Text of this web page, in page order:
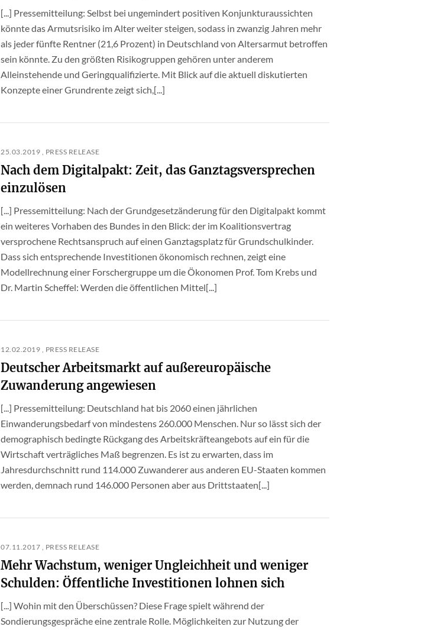
[...] Pressemitteilung: Selbst bei ungemindert positiven Konjunkturaussichten
könnte das Armutsrisiko im Alter weiter steigen, sodass in zwanzig Jahren mehr
als jeder fünfte Rentner (21,6 Prozent) in Deutschland von Altersarmut betroffen
sein könnte. Zu den größten Risikogruppen gehören unter anderem
Alleinstehende und Geringqualifizierte. Mit Blick auf die aktuell diskutierten
Konzepte einer Grundrente zeigt sich,[...]
25.03.2019 , PRESS RELEASE
Nach dem Digitalpakt: Zeit, das Ganztagsversprechen
einzulösen
[...] Pressemitteilung: Nach der Grundgesetzänderung für den Digitalpakt kommt
ein weiteres Vorhaben des Bundes in den Blick: der im Koalitionsvertrag
versprochene Rechtsanspruch auf einen Ganztagsplatz für Grundschulkinder.
Dass sich entsprechende Investitionen ökonomisch rechnen, zeigt eine
Modellrechnung einer Forschergruppe um die Ökonomen Prof. Tom Krebs und
Dr. Martin Scheffel: Werden die öffentlichen Mittel[...]
12.02.2019 , PRESS RELEASE
Deutscher Arbeitsmarkt auf außereuropäische
Zuwanderung angewiesen
[...] Pressemitteilung: Deutschland hat bis 2060 einen jährlichen
Einwanderungsbedarf von mindestens 260.000 Menschen. Nur so lässt sich der
demographisch bedingte Rückgang des Arbeitskräfteangebots auf ein für die
Wirtschaft verträgliches Maß begrenzen. Es ist zu erwarten, dass im
Jahresdurchschnitt rund 114.000 Zuwanderer aus anderen EU-Staaten kommen
werden, demnach rund 146.000 Personen aber aus Drittstaaten[...]
07.11.2017 , PRESS RELEASE
Mehr Wachstum, weniger Ungleichheit und weniger
Schulden: Öffentliche Investitionen lohnen sich
[...] Wohin mit den Überschüssen? Diese Frage spielt während der
Sondierungsgespräche eine zentrale Rolle. Möglichkeiten zur Nutzung der